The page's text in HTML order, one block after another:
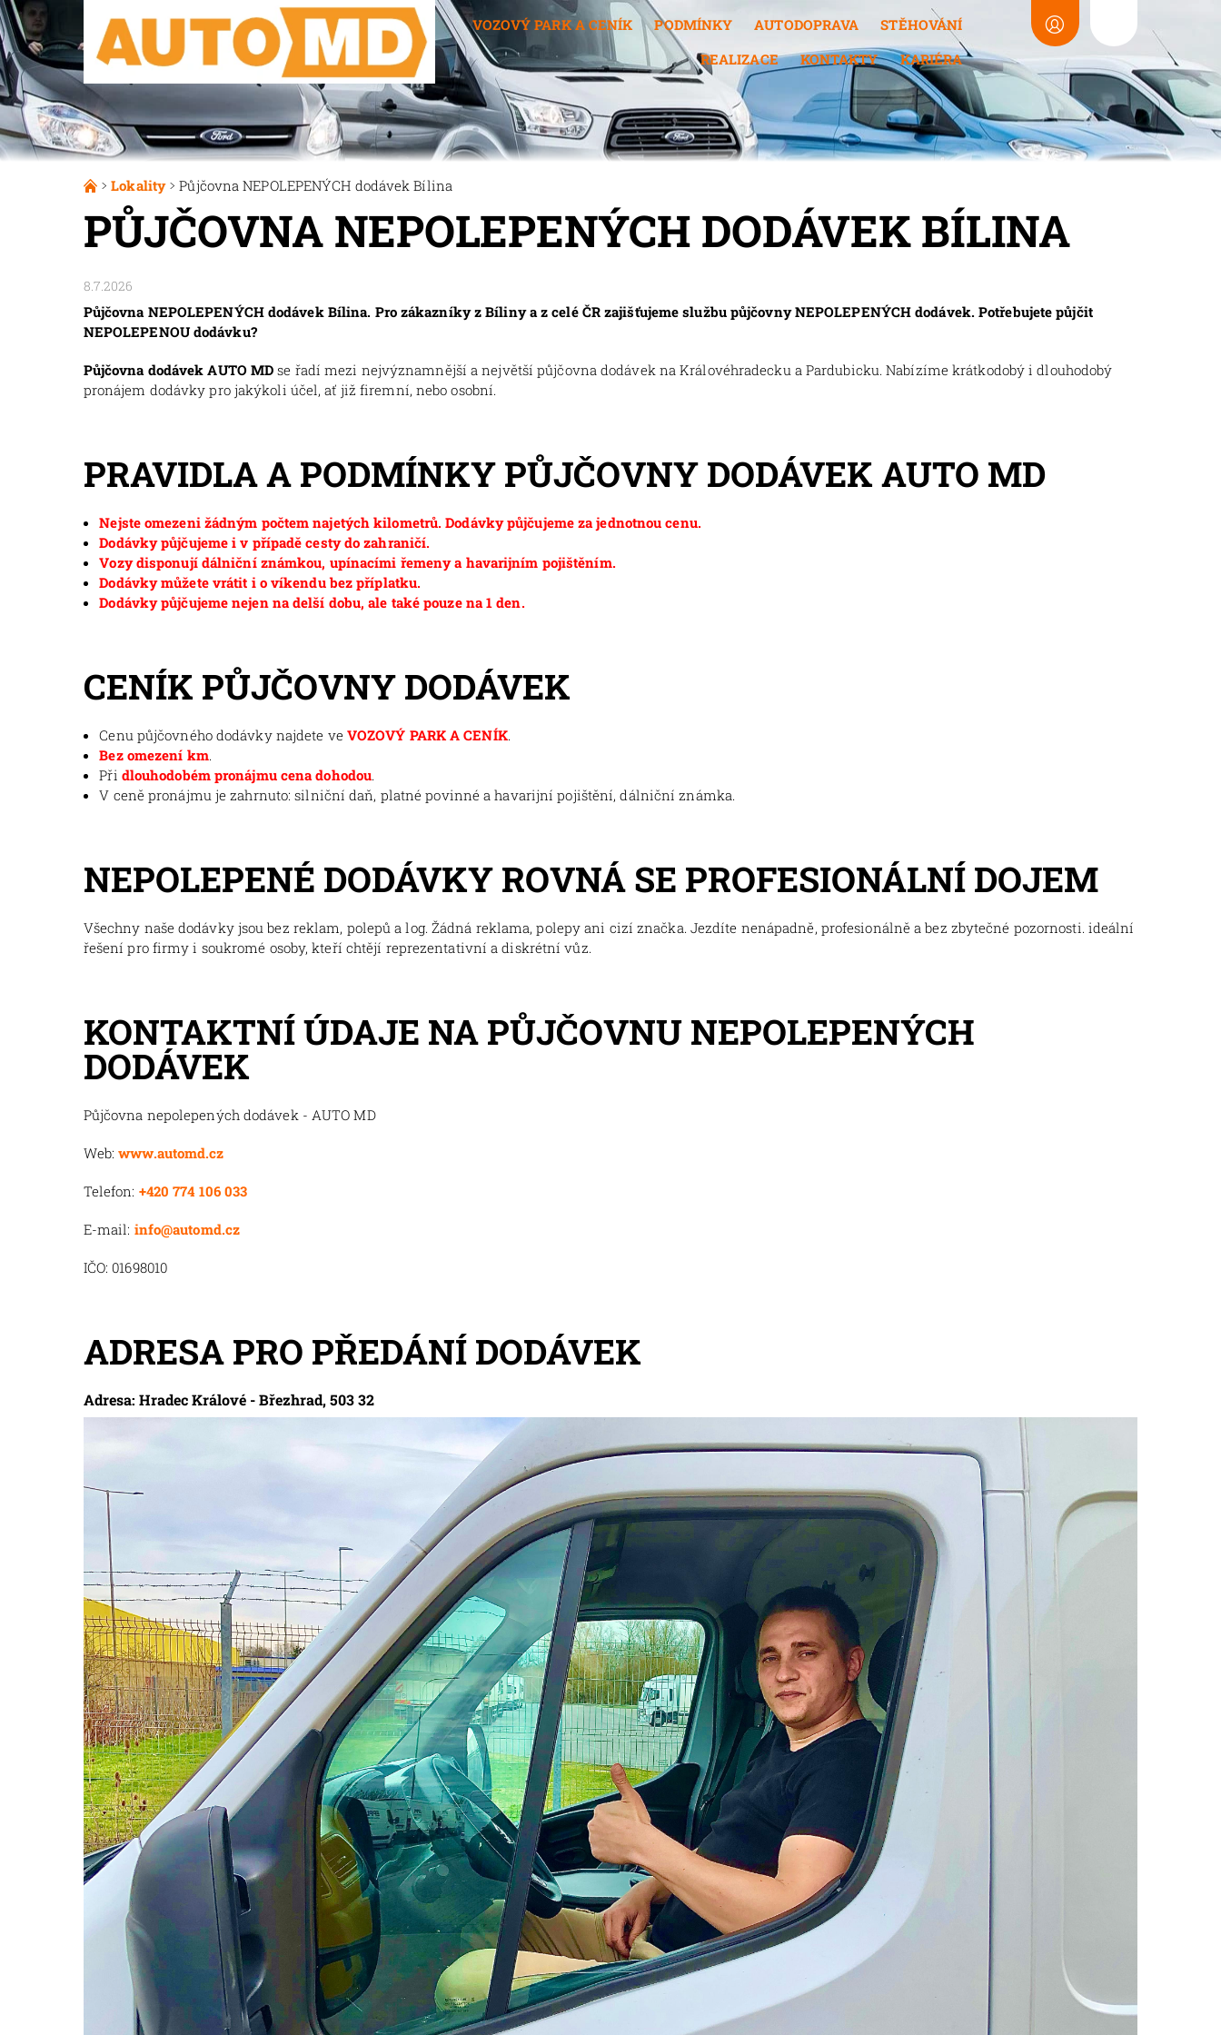
VOZOVÝ PARK A CENÍK PODMÍNKY AUTODOPRAVA
STĚHOVÁNÍ
REALIZACE
KONTAKTY KARIÉRA
Lokality Půjčovna NEPOLEPENÝCH dodávek Bílina
PŮJČOVNA NEPOLEPENÝCH DODÁVEK BÍLINA
8.7.2026
Půjčovna NEPOLEPENÝCH dodávek Bílina. Pro zákazníky z Bíliny a z celé ČR zajišťujeme službu půjčovny NEPOLEPENÝCH dodávek. Potřebujete půjčit
NEPOLEPENOU dodávku?
Půjčovna dodávek AUTO MDse řadí mezi nejvýznamnější a největší půjčovna dodávek na Královéhradecku a Pardubicku. Nabízíme krátkodobý i dlouhodobý
pronájem dodávky pro jakýkoli účel, ať již firemní, nebo osobní.
PRAVIDLA A PODMÍNKY PŮJČOVNY DODÁVEK AUTO MD
Nejste omezeni žádným počtem najetých kilometrů. Dodávky půjčujeme za jednotnou cenu.
Dodávky půjčujeme i v případě cesty do zahraničí.
Vozy disponují dálniční známkou, upínacími řemeny a havarijním pojištěním.
Dodávky můžete vrátit i o víkendu bez příplatku.
Dodávky půjčujeme nejen na delší dobu, ale také pouze na 1 den.
CENÍK PŮJČOVNY DODÁVEK
Cenu půjčovného dodávky najdete ve VOZOVÝ PARK A CENÍK.
Bez omezení km.
Při dlouhodobém pronájmu cena dohodou.
V ceně pronájmu je zahrnuto: silniční daň, platné povinné a havarijní pojištění, dálniční známka.
NEPOLEPENÉ DODÁVKY ROVNÁ SE PROFESIONÁLNÍ DOJEM
Všechny naše dodávky jsou bez reklam, polepů a log. Žádná reklama, polepy ani cizí značka. Jezdíte nenápadně, profesionálně a bez zbytečné pozornosti. ideální
řešení pro firmy i soukromé osoby, kteří chtějí reprezentativní a diskrétní vůz.
KONTAKTNÍ ÚDAJE NA PŮJČOVNU NEPOLEPENÝCH
DODÁVEK
Půjčovna nepolepených dodávek - AUTO MD
Web:www.automd.cz
Telefon: +420 774 106 033
E-mail: info@automd.cz
IČO: 01698010
ADRESA PRO PŘEDÁNÍ DODÁVEK
Adresa: Hradec Králové - Březhrad, 503 32